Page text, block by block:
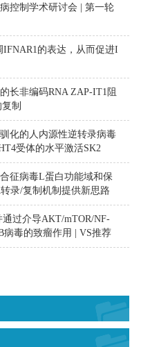
控制学术研讨会 | 第一轮
IFNAR1的表达，从而促进I
长非编码RNA ZAP-IT1阻
制
化的人内源性逆转录病毒
受体的水平激活SK2
征病毒L蛋白功能域和保
录/复制机制提供新思路
过介导AKT/mTOR/NF-
病毒的致瘤作用 | VS推荐